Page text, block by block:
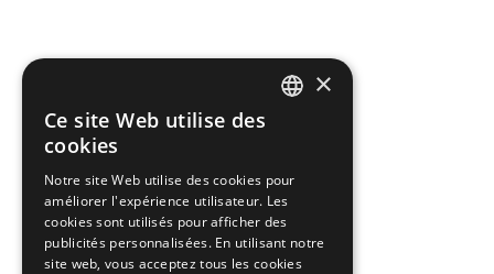
×
Ce site Web utilise des
cookies
Notre site Web utilise des cookies pour
améliorer l'expérience utilisateur. Les
cookies sont utilisés pour afficher des
publicités personnalisées. En utilisant notre
site web, vous acceptez tous les cookies